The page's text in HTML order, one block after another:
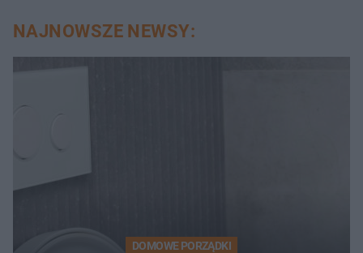
NAJNOWSZE NEWSY:
DOMOWE PORZĄDKI